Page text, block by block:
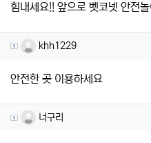
힘내세요!! 앞으로 벳코넷 안전
khh1229님의 댓글
khh1229
안전한 곳 이용하세요
너구리님의 댓글
너구리